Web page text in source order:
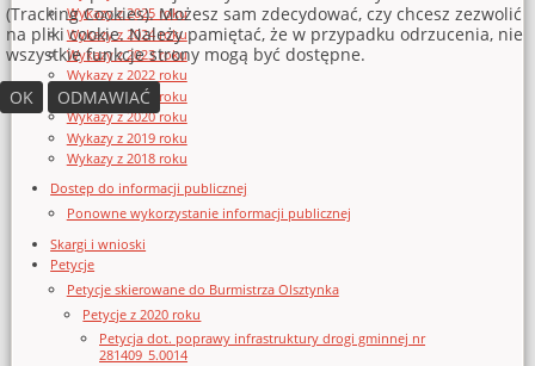
Wykazy z 2025 roku
Wykazy z 2024 roku
Wykazy z 2023 roku
Wykazy z 2022 roku
Wykazy z 2021 roku
Wykazy z 2020 roku
Wykazy z 2019 roku
Wykazy z 2018 roku
Dostęp do informacji publicznej
Ponowne wykorzystanie informacji publicznej
Skargi i wnioski
Petycje
Petycje skierowane do Burmistrza Olsztynka
Petycje z 2020 roku
Petycja dot. poprawy infrastruktury drogi gminnej nr
281409_5.0014
(Tracking Cookies). Możesz sam zdecydować, czy chcesz zezwolić
na pliki cookie. Należy pamiętać, że w przypadku odrzucenia, nie
wszystkie funkcje strony mogą być dostępne.
OK
ODMAWIAĆ